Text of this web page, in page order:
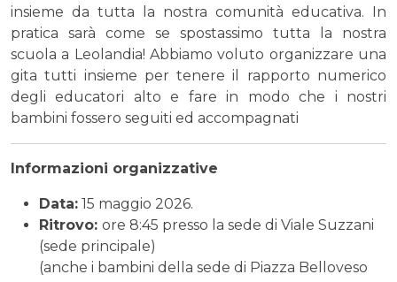
insieme da tutta la nostra comunità educativa. In
pratica sarà come se spostassimo tutta la nostra
scuola a Leolandia! Abbiamo voluto organizzare una
gita tutti insieme per tenere il rapporto numerico
degli educatori alto e fare in modo che i nostri
bambini fossero seguiti ed accompagnati
Informazioni organizzative
Data: 15 maggio 2026.
Ritrovo: ore 8:45 presso la sede di Viale Suzzani
(sede principale)
(anche i bambini della sede di Piazza Belloveso